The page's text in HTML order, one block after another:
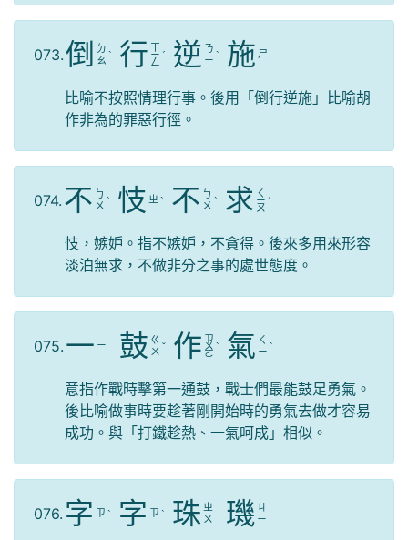
073.倒
ㄉ
ㄠ ˋ 行 ㄒ
ㄧ
ㄥ
ˊ 逆 ㄋ
ㄧ ˋ 施 ㄕ
比喻不按照情理行事。後用「倒行逆施」比喻胡
作非為的罪惡行徑。
074. 不 ㄅ
ㄨ ˋ 忮 ㄓ ˋ 不 ㄅ
ㄨ ˋ 求 ㄑ
ㄧ
ㄡ
ˊ
忮，嫉妒。指不嫉妒，不貪得。後來多用來形容
淡泊無求，不做非分之事的處世態度。
075. 一 ㄧ 鼓 ㄍ
ㄨ ˇ 作 ㄗ
ㄨ
ㄛ
ˋ 氣 ㄑ
ㄧ ˋ
意指作戰時擊第一通鼓，戰士們最能鼓足勇氣。
後比喻做事時要趁著剛開始時的勇氣去做才容易
成功。與「打鐵趁熱、一氣呵成」相似。
076. 字 ㄗ ˋ 字 ㄗ ˋ 珠 ㄓ
ㄨ
璣 ㄐ
ㄧ